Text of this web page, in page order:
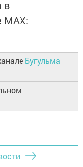
в
MАХ:
Бугульма